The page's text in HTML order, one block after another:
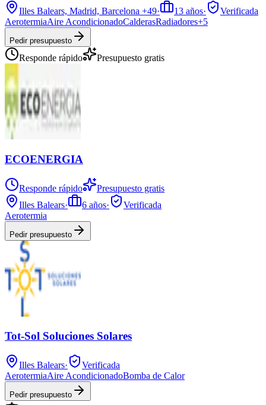
Illes Balears, Madrid, Barcelona +49· 13 años·
Verificada
AerotermiaAire AcondicionadoCalderasRadiadores+5
Pedir presupuesto
Responde rápido Presupuesto gratis
ECOENERGIA
Responde rápido
Presupuesto gratis
Illes Balears· 6 años·
Verificada
Aerotermia
Pedir presupuesto
Tot-Sol Soluciones Solares
Illes Balears·
Verificada
AerotermiaAire AcondicionadoBomba de Calor
Pedir presupuesto